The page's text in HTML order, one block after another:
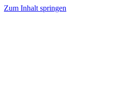
Zum Inhalt springen